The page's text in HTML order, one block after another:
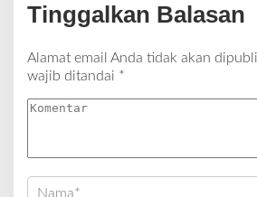
Tinggalkan Balasan
Alamat email Anda tidak akan
wajib ditandai *